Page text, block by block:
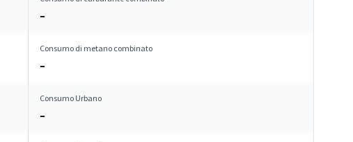
–
Consumo di metano combinato
–
Consumo Urbano
–